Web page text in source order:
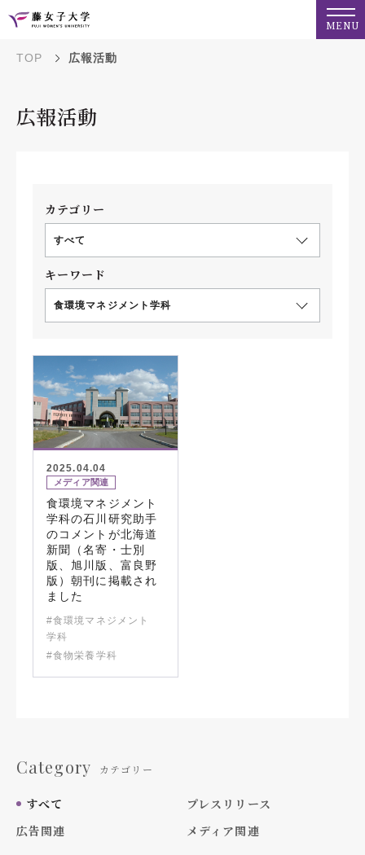
MENU
TOP 広報活動
広報活動
カテゴリー
すべて
キーワード
食環境マネジメント学科
2025.04.04
メディア関連
食環境マネジメント
学科の石川研究助手
のコメントが北海道
新聞（名寄・士別
版、旭川版、富良野
版）朝刊に掲載され
ました
#食環境マネジメント
学科
#食物栄養学科
Category カテゴリー
すべて
プレスリリース
広告関連
メディア関連